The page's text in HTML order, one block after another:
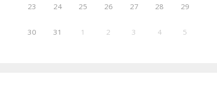
23 24 25 26 27 28 29
30 31 1 2 3 4 5